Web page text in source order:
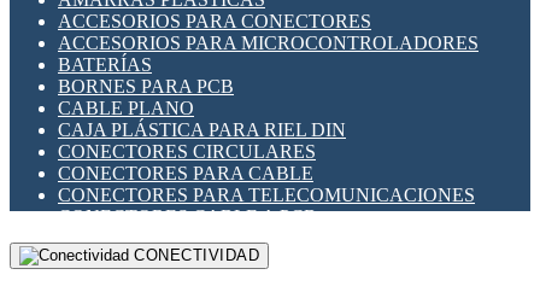
INDICADORES PARA PANEL
INTERFACES DE RELÉ
INTERRUPTORES FIN DE CARRERA
LLAVES CONMUTADORAS
MEDIDORES DE ENERGÍA Y TC'S DE CORRIENTE
MOTORES PASO A PASO
PANTALLAS HMI
PLC -CONTROLADORES LÓGICO PROGRAMABLES
PROGRAMADORES DE HORARIO
RELÉS DE PROTECCIÓN
SENSORES CAPACITIVOS
ACCESORIOS PARA CONECTORES
ACCESORIOS PARA MICROCONTROLADORES
BATERÍAS
BORNES PARA PCB
CABLE PLANO
CAJA PLÁSTICA PARA RIEL DIN
CONECTORES CIRCULARES
CONECTORES PARA CABLE
CONECTORES PARA TELECOMUNICACIONES
CONECTORES CABLE A PCB
CONECTORES PCB A CABLE
DIP SWITCHESCONECTIVIDAD